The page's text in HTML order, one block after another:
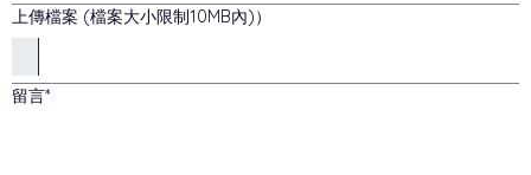
上傳檔案 (檔案大小限制10MB內)）
留言